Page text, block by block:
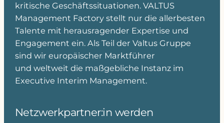
kritische Geschäftssituationen. VALTUS
Management Factory stellt nur die allerbesten
Talente mit herausragender Expertise und
Engagement ein. Als Teil der Valtus Gruppe
sind wir europäischer Marktführer
und weltweit die maßgebliche Instanz im
Executive Interim Management.
Netzwerkpartner:in werden